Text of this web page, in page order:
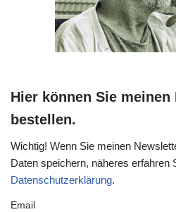
Hier können Sie meinen
bestellen.
Wichtig! Wenn Sie meinen
Daten speichern, näheres erfahren
Datenschutzerklärung.
Email